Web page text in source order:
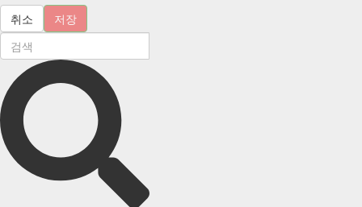
취소 저장